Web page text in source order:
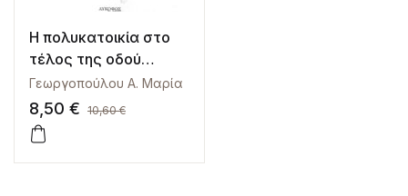
Η πολυκατοικία στο
τέλος της οδού
Στυγός
Γεωργοπούλου Α. Μαρία
8,50 € 10,60€